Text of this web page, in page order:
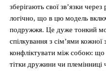
зберігають свої зв’язки
логічно, що в цю модель
подружжя. Це дуже тонкий
спілкування з сім’ями
конфліктувати між собою:
тітки дружини чи племінниці